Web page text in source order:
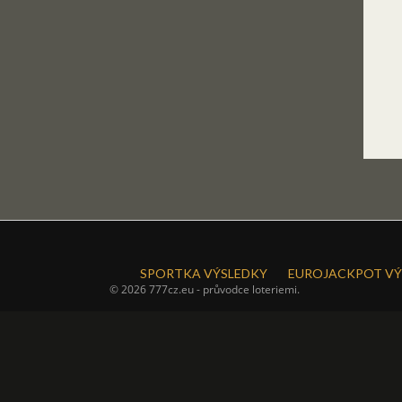
SPORTKA VÝSLEDKY EUROJACKPOT
© 2026 777cz.eu - průvodce loteriemi.